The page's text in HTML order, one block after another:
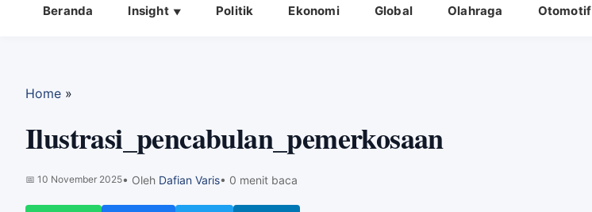
Beranda Insight Politik Ekonomi Global Olahraga Otomotif
Home »
Ilustrasi_pencabulan_pemerkosaan
📅 10 November 2025• Oleh Dafian Varis• 0 menit baca